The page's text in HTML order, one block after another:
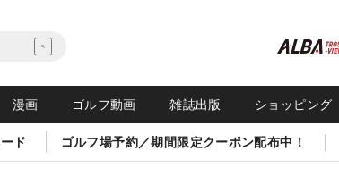
漫画 ゴルフ動画 雑誌出版 ショッピング
ド ゴルフ場予約／期間限定クーポン配布中！